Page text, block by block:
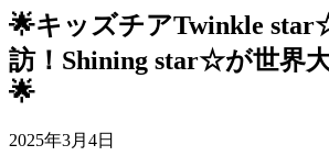
🌟キッズチアTwinkle
訪！Shining star☆が世界
🌟
2025年3月4日